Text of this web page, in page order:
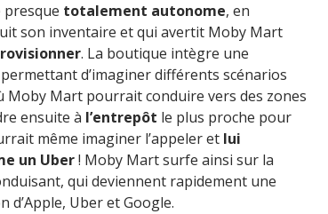
presque totalement autonome, en
son inventaire et qui avertit Moby Mart
. La boutique intègre une
permettant d’imaginer différents scénarios
Moby Mart pourrait conduire vers des zones
ensuite à l’entrepôt le plus proche pour
même imaginer l’appeler et lui
un Uber! Moby Mart surfe ainsi sur la
qui deviennent rapidement une
d’Apple, Uber et Google.